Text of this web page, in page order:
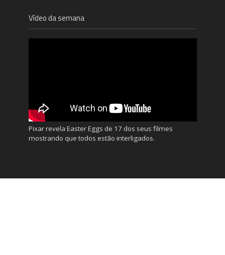
Vídeo da semana
Pixar revela Easter Eggs de 17 dos seus filmes
mostrando que todos estão interligados.